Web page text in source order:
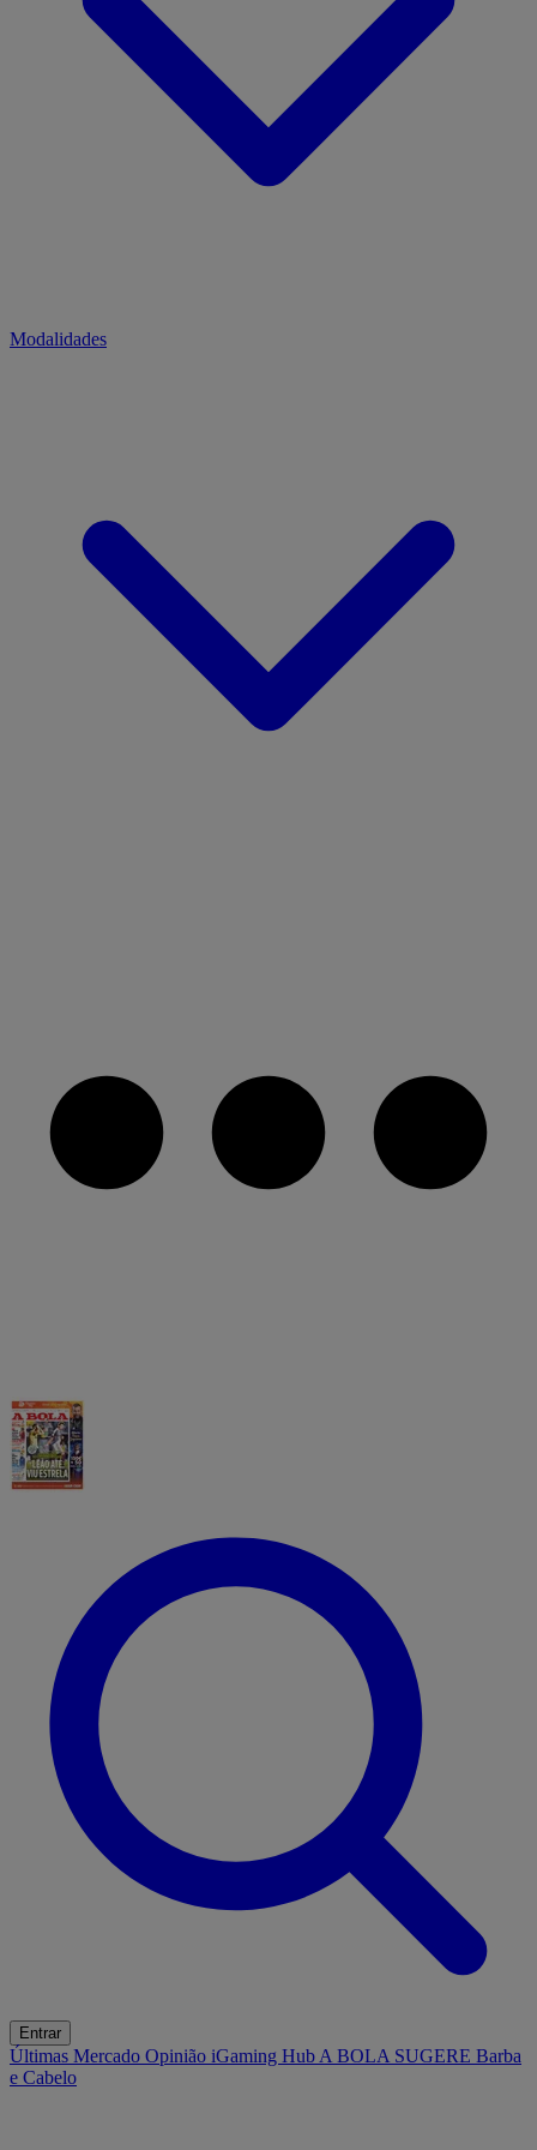
Modalidades
Entrar
Últimas Mercado Opinião iGaming Hub A BOLA SUGERE Barba
e Cabelo